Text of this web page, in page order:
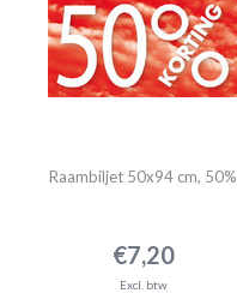
Raambiljet 50x94 cm, 50%
€7,20
Excl. btw